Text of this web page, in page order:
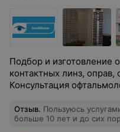
Подбор и изготовление
контактных линз, оправ,
Консультация
Отзыв. Пользуюсь
больше 10 лет и до сих